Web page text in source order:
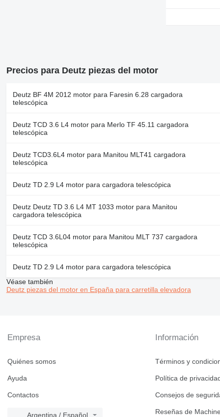
Precios para Deutz piezas del motor
Deutz BF 4M 2012 motor para Faresin 6.28 cargadora
telescópica
Deutz TCD 3.6 L4 motor para Merlo TF 45.11 cargadora
telescópica
Deutz TCD3.6L4 motor para Manitou MLT41 cargadora
telescópica
Deutz TD 2.9 L4 motor para cargadora telescópica
Deutz Deutz TD 3.6 L4 MT 1033 motor para Manitou
cargadora telescópica
Deutz TCD 3.6L04 motor para Manitou MLT 737 cargadora
telescópica
Deutz TD 2.9 L4 motor para cargadora telescópica
Véase también
Deutz piezas del motor en España para carretilla elevadora
Empresa
Quiénes somos
Ayuda
Contactos
Argentina / Español
Información
Términos y
Política de
Consejos de
Reseñas de